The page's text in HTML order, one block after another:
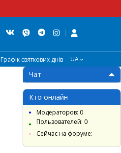
Графік святкових днів UA
Чат
Кто онлайн
Модераторов: 0
Пользователей: 0
Сейчас на форуме: